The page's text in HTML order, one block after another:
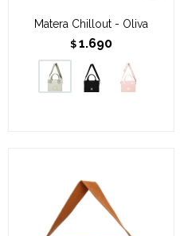
Matera Chillout - Oliva
$ 1.690